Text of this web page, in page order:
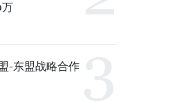
-东盟战略合作